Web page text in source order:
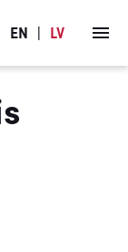
EN LV